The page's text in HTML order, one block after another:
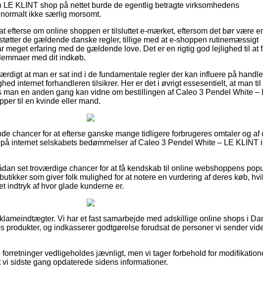
LE KLINT shop på nettet burde de egentlig betragte virksomhedens
ikke særlig morsomt.
efterse om online shoppen er tilsluttet e-mærket, eftersom det bør være
de gældende danske regler, tillige med at e-shoppen rutinemæssigt
meget erfaring med de gældende love. Det er en rigtig god lejlighed til at
med dit indkøb.
at man er sat ind i de fundamentale regler der kan influere på
internet forhandleren tilsikrer. Her er det i øvrigt essesentielt, at man til
en anden gang kan vidne om bestillingen af Caleo 3 Pendel White –
til en kvinde eller mand.
chancer for at efterse ganske mange tidligere forbrugeres omtaler og af
internet selskabets bedømmelser af Caleo 3 Pendel White – LE KLINT
set troværdige chancer for at få kendskab til online webshoppens
som giver folk mulighed for at notere en vurdering af deres køb,
indtryk af hvor glade kunderne er.
Vi har et fast samarbejde med adskillige online shops i
produkter, og indkasserer godtgørelse forudsat de personer vi sender
vedligeholdes jævnligt, men vi tager forbehold for
sidste gang opdaterede sidens informationer.